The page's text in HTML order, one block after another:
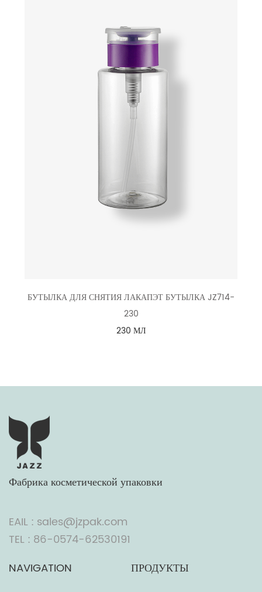
БУТЫЛКА ДЛЯ СНЯТИЯ ЛАКАПЭТ БУТЫЛКА JZ714-
230
230 МЛ
Фабрика косметической упаковки
EAIL : sales@jzpak.com
TEL : 86-0574-62530191
NAVIGATION
ПРОДУКТЫ